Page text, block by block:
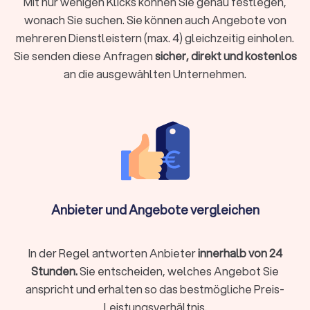
Baufinanzierung, Hypotheken & Immobilien
Finanzierungen rund um Immobilienkauf, Immobilienverkauf
Hypotheken und Immobilien allgemein helfen Ihnen, das
Beste aus Ihrer Immobiliensituation herauszuholen.
beratung
Wer Vermögen hat, möchte es behalten und erhöhen. Wer
aufbauen. Für Berater zu Vermögensverwaltung,
Finanzplanung und -beratung finden Sie bei uns wertvolle
Hinweise auf die passende Finanzberatung in Rostock.
wonach Sie suchen. Sie können auch Angebote von
mehreren Dienstleistern (max. 4) gleichzeitig einholen.
Sie senden diese Anfragensicher, direkt und kostenlos
an die ausgewählten Unternehmen.
Anbieter und Angebote vergleichen
In der Regel antworten Anbieterinnerhalb von 24
Stunden.Sie entscheiden, welches Angebot Sie
anspricht und erhalten so das bestmögliche Preis-